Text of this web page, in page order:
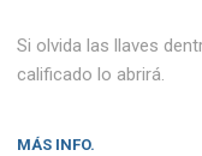
Si olvida las llaves
calificado lo abrirá.
MÁS INFO.